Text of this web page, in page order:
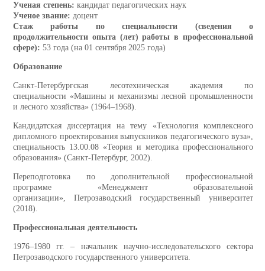
Ученая степень: кандидат педагогических наук
Ученое звание: доцент
Стаж работы по специальности (сведения о
продолжительности опыта (лет) работы в профессиональной
сфере): 53 года (на 01 сентября 2025 года)
Образование
Санкт-Петербургская лесотехническая академия по
специальности «Машины и механизмы лесной промышленности
и лесного хозяйства» (1964–1968).
Кандидатская диссертация на тему «Технология комплексного
дипломного проектирования выпускников педагогического вуза»,
специальность 13.00.08 «Теория и методика профессионального
образования» (Санкт-Петербург, 2002).
Переподготовка по дополнительной профессиональной
программе «Менеджмент образовательной
организации», Петрозаводский государственный университет
(2018).
Профессиональная деятельность
1976–1980 гг. – начальник научно-исследовательского сектора
Петрозаводского государственного университета.